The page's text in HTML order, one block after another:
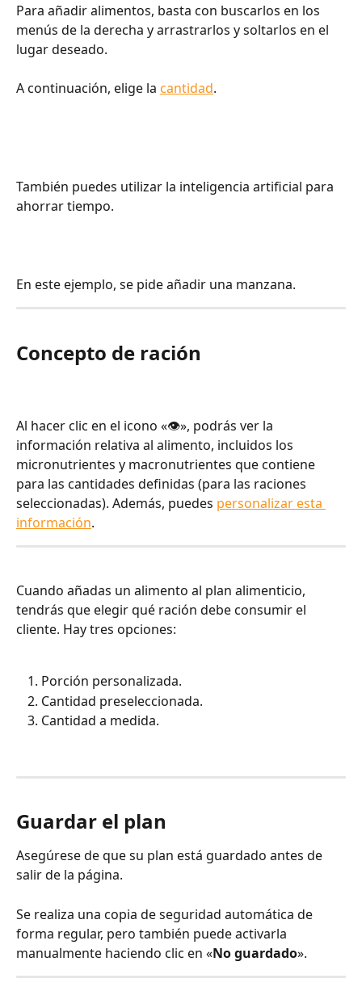
Para añadir alimentos, basta con buscarlos en los
menús de la derecha y arrastrarlos y soltarlos en el
lugar deseado.
A continuación, elige la cantidad.
También puedes utilizar la inteligencia artificial para
ahorrar tiempo.
En este ejemplo, se pide añadir una manzana.
Concepto de ración
Al hacer clic en el icono «👁️», podrás ver la
información relativa al alimento, incluidos los
micronutrientes y macronutrientes que contiene
para las cantidades definidas (para las raciones
seleccionadas). Además, puedes personalizar esta
información.
Cuando añadas un alimento al plan alimenticio,
tendrás que elegir qué ración debe consumir el
cliente. Hay tres opciones:
Porción personalizada.
Cantidad preseleccionada.
Cantidad a medida.
Guardar el plan
Asegúrese de que su plan está guardado antes de
salir de la página.
Se realiza una copia de seguridad automática de
forma regular, pero también puede activarla
manualmente haciendo clic en «No guardado».